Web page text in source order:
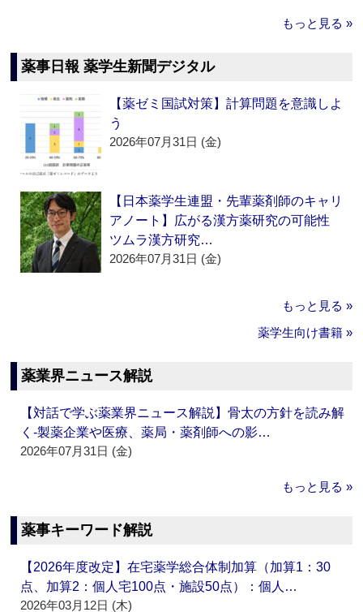
もっと見る »
薬事日報 薬学生新聞デジタル
【薬ゼミ国試対策】計算問題を意識しよ
う
2026年07月31日 (金)
【日本薬学生連盟・先輩薬剤師のキャリ
アノート】広がる漢方薬研究の可能性
ツムラ漢方研究…
2026年07月31日 (金)
もっと見る »
薬学生向け書籍 »
薬業界ニュース解説
【対話で学ぶ薬業界ニュース解説】骨太の方針を読み解
く‐製薬企業や医療、薬局・薬剤師への影…
2026年07月31日 (金)
もっと見る »
薬事キーワード解説
【2026年度改定】在宅薬学総合体制加算（加算1：30
点、加算2：個人宅100点・施設50点）：個人…
2026年03月12日 (木)